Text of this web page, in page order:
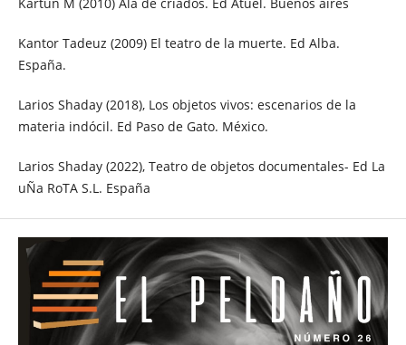
Kartun M (2010) Ala de criados. Ed Atuel. Buenos aires
Kantor Tadeuz (2009) El teatro de la muerte. Ed Alba.
España.
Larios Shaday (2018), Los objetos vivos: escenarios de la
materia indócil. Ed Paso de Gato. México.
Larios Shaday (2022), Teatro de objetos documentales- Ed La
uÑa RoTA S.L. España